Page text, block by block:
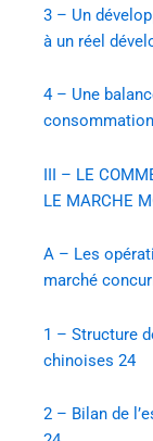
3 – Un
à un réel
4 – Une
III – LE
LE MARCHE
A – Les
marché
1 – Structure
chinoises 24
2 – Bilan de